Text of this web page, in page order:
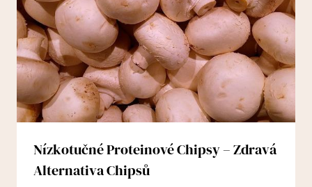
Nízkotučné Proteinové Chipsy – Zdravá
Alternativa Chipsů